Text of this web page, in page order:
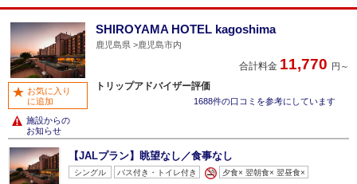
SHIROYAMA HOTEL kagoshima
鹿児島県 鹿児島市内
合計料金 11,770 円～
トリップアドバイザー評価
1688件の口コミを参考にしています
お気に入り
に追加
施設からの
お知らせ
【JALプラン】眺望なし／食事なし
シングル バス付き・トイレ付き 夕食× 翌朝食× 翌昼食×